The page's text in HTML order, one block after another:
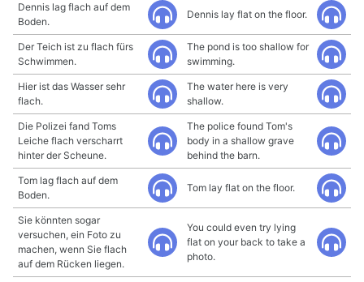
Dennis lag flach auf dem
Boden.
Dennis lay flat on the floor.
Der Teich ist zu flach fürs
Schwimmen.
The pond is too shallow for
swimming.
Hier ist das Wasser sehr
flach.
The water here is very
shallow.
Die Polizei fand Toms
Leiche flach verscharrt
hinter der Scheune.
The police found Tom's
body in a shallow grave
behind the barn.
Tom lag flach auf dem
Boden.
Tom lay flat on the floor.
Sie könnten sogar
versuchen, ein Foto zu
machen, wenn Sie flach
auf dem Rücken liegen.
You could even try lying
flat on your back to take a
photo.